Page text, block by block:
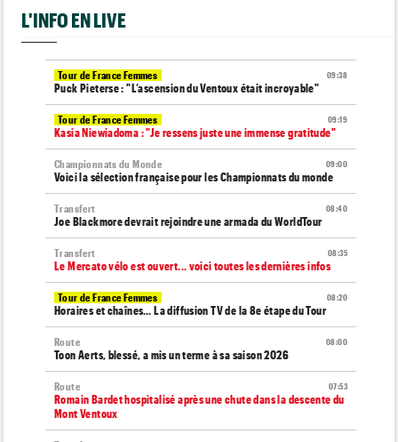
L'INFO EN LIVE
09:38
Tour de France Femmes
Puck Pieterse : "L’ascension du Ventoux était incroyable"
09:19
Tour de France Femmes
Kasia Niewiadoma : "Je ressens juste une immense gratitude"
09:00
Championnats du Monde
Voici la sélection française pour les Championnats du monde
08:40
Transfert
Joe Blackmore devrait rejoindre une armada du WorldTour
08:35
Transfert
Le Mercato vélo est ouvert... voici toutes les dernières infos
08:20
Tour de France Femmes
Horaires et chaînes… La diffusion TV de la 8e étape du Tour
08:00
Route
Toon Aerts, blessé, a mis un terme à sa saison 2026
07:53
Route
Romain Bardet hospitalisé après une chute dans la descente du
Mont Ventoux